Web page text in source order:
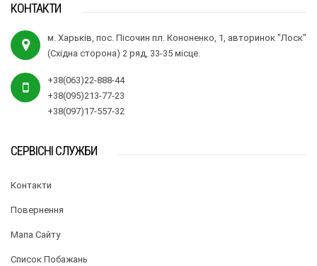
КОНТАКТИ
м. Харьків, пос. Пісочин пл. Кононенко, 1, авторинок "Лоск"
(Східна сторона) 2 ряд, 33-35 місце.
+38(063)22-888-44
+38(095)213-77-23
+38(097)17-557-32
СЕРВІСНІ СЛУЖБИ
Контакти
Повернення
Мапа Сайту
Список Побажань